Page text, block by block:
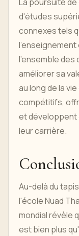
d'études
connexes tels
l'enseignement
l'ensemble des
améliorer sa
au long de la
compétitifs,
et développent
leur carrière.
Au-delà du
l'école Nuad
mondial révèle
est bien plus